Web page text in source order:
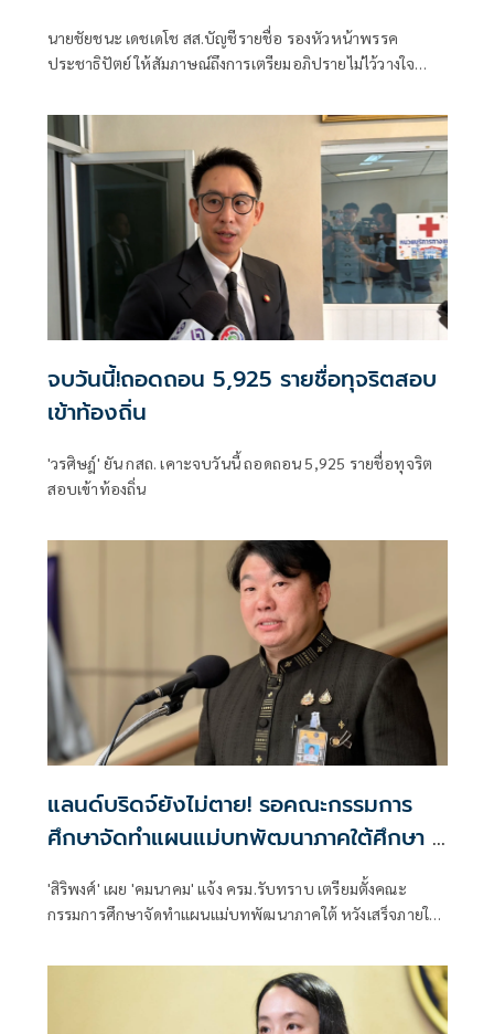
นายชัยชนะ เดชเดโช สส.บัญชีรายชื่อ รองหัวหน้าพรรค
ประชาธิปัตย์ ให้สัมภาษณ์ถึงการเตรียมอภิปรายไม่ไว้วางใจ
ไหร่ที่ฝ่ายค้านมีมติว่ายื่นอภิปรายไม่ไว้วางใจ พรรคร่วมฝ่าย
ค้านก็จะนำเรื่องกลับหารือแต่ละพรรค ยืนยันว่ามีความพร้อม
อยู่แล้ว ซึ่งต้องดูไทม์ไลน์ว่าพรรคประชาชนกำหนดช่วงไหน
เพราะเมื่อเปิดสภามา
จบวันนี้!ถอดถอน 5,925 รายชื่อทุจริตสอบ
เข้าท้องถิ่น
'วรศิษฎ์' ยัน กสถ. เคาะจบวันนี้ ถอดถอน 5,925 รายชื่อทุจริต
สอบเข้าท้องถิ่น
แลนด์บริดจ์ยังไม่ตาย! รอคณะกรรมการ
ศึกษาจัดทำแผนแม่บทพัฒนาภาคใต้ศึกษา 1
'สิริพงศ์' เผย 'คมนาคม' แจ้ง ครม.รับทราบ เตรียมตั้งคณะ
กรรมการศึกษาจัดทำแผนแม่บทพัฒนาภาคใต้ หวังเสร็จภายใน